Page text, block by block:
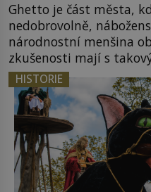
Ghetto je část města,
nedobrovolně,
národnostní menšina
zkušenosti mají s
středověku jsou totiž v
nějakém žít. Mezi ty
ghetto založené v roce
k Židům, nemá se
HISTORIE